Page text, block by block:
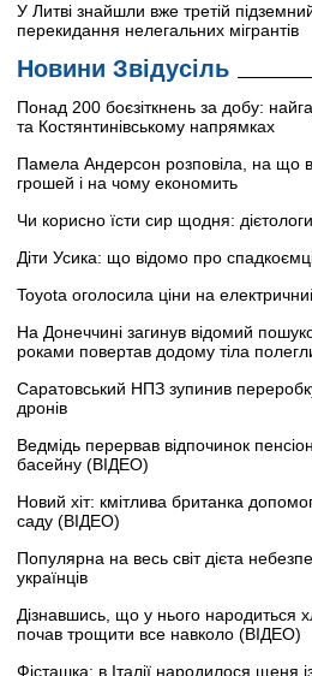
У Литві знайшли вже третій
перекидання нелегальних мігрантів
Новини Звідусіль
Понад 200 боєзіткнень за добу:
та Костянтинівському напрямках
Памела Андерсон розповіла, на що
грошей і на чому економить
Чи корисно їсти сир щодня:
Діти Усика: що відомо про
Toyota оголосила ціни на
На Донеччині загинув відомий
роками повертав додому тіла
Саратовський НПЗ зупинив
дронів
Ведмідь перервав відпочинок
басейну (ВІДЕО)
Новий хіт: кмітлива британка
саду (ВІДЕО)
Популярна на весь світ дієта
українців
Дізнавшись, що у нього народиться
почав трощити все навколо (ВІДЕО)
Фісташка: в Італії народилося